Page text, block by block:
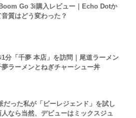
Go 3i購入レビュー｜Echo Dotか
質はどう変わった？
分「千夢 本店」を訪問｜尾道ラーメン
ラーメンとねぎチャーシュー丼
だった私が「ビーレジェンド」を試し
なら当然、デビューはミックスジュ